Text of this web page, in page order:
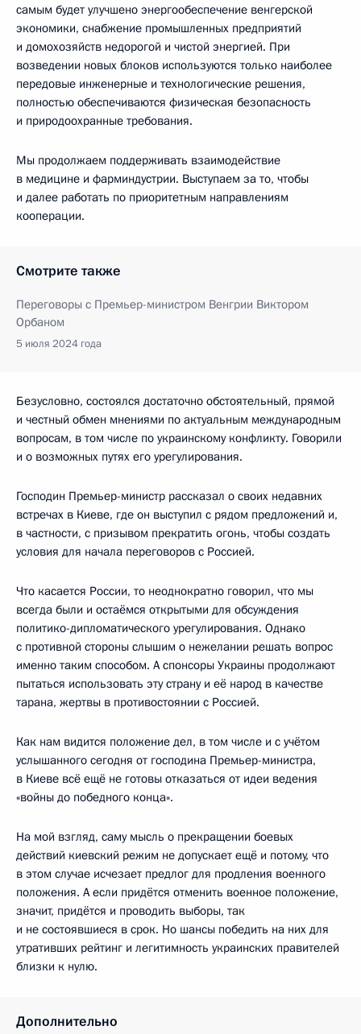
самым будет улучшено энергообеспечение венгерской
экономики, снабжение промышленных предприятий
и домохозяйств недорогой и чистой энергией. При
возведении новых блоков используются только наиболее
передовые инженерные и технологические решения,
полностью обеспечиваются физическая безопасность
и природоохранные требования.
Мы продолжаем поддерживать взаимодействие
в медицине и фарминдустрии. Выступаем за то, чтобы
и далее работать по приоритетным направлениям
кооперации.
Смотрите также
Переговоры с Премьер-министром Венгрии Виктором
Орбаном
5 июля 2024 года
Безусловно, состоялся достаточно обстоятельный, прямой
и честный обмен мнениями по актуальным международным
вопросам, в том числе по украинскому конфликту. Говорили
и о возможных путях его урегулирования.
Господин Премьер-министр рассказал о своих недавних
встречах в Киеве, где он выступил с рядом предложений и,
в частности, с призывом прекратить огонь, чтобы создать
условия для начала переговоров с Россией.
Что касается России, то неоднократно говорил, что мы
всегда были и остаёмся открытыми для обсуждения
политико-дипломатического урегулирования. Однако
с противной стороны слышим о нежелании решать вопрос
именно таким способом. А спонсоры Украины продолжают
пытаться использовать эту страну и её народ в качестве
тарана, жертвы в противостоянии с Россией.
Как нам видится положение дел, в том числе и с учётом
услышанного сегодня от господина Премьер-министра,
в Киеве всё ещё не готовы отказаться от идеи ведения
«войны до победного конца».
На мой взгляд, саму мысль о прекращении боевых
действий киевский режим не допускает ещё и потому, что
в этом случае исчезает предлог для продления военного
положения. А если придётся отменить военное положение,
значит, придётся и проводить выборы, так
и не состоявшиеся в срок. Но шансы победить на них для
утративших рейтинг и легитимность украинских правителей
близки к нулю.
Дополнительно